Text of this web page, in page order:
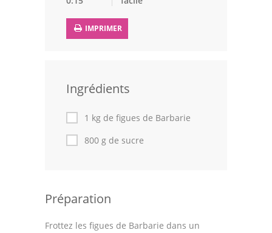
Poissons
Volailles
Pâtisseries Orientales
Recettes marocaine
Cuisine Algérienne
IMPRIMER
Ingrédients
1 kg de figues de Barbarie
800 g de sucre
Préparation
Frottez les figues de Barbarie dans un